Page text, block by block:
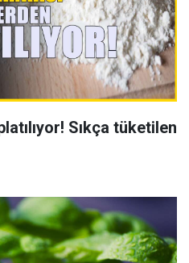
Sıkça tüketilen